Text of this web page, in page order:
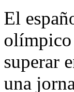
El
olímpico
superar
una